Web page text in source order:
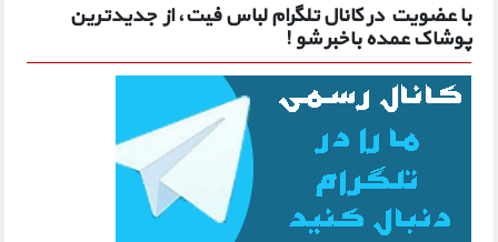
با عضویت در کانال تلگرام لباس فیت، از جدیدترین
پوشاک عمده باخبر شو !